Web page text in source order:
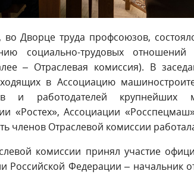
Дворце труда профсоюзов,
социально-трудовых
– Отраслевая комиссия). В
в Ассоциацию
и работодателей крупнейших
«Ростех», Ассоциации
членов Отраслевой комиссии
комиссии принял участие
Российской Федерации – начальник